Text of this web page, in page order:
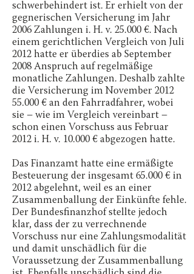
schwerbehindert ist. Er erhielt von der
gegnerischen Versicherung im Jahr
2006 Zahlungen i. H. v. 25.000 €. Nach
einem gerichtlichen Vergleich von Juli
2012 hatte er überdies ab September
2008 Anspruch auf regelmäßige
monatliche Zahlungen. Deshalb zahlte
die Versicherung im November 2012
55.000 € an den Fahrradfahrer, wobei
sie – wie im Vergleich vereinbart –
schon einen Vorschuss aus Februar
2012 i. H. v. 10.000 € abgezogen hatte.
Das Finanzamt hatte eine ermäßigte
Besteuerung der insgesamt 65.000 € in
2012 abgelehnt, weil es an einer
Zusammenballung der Einkünfte fehle.
Der Bundesfinanzhof stellte jedoch
klar, dass der zu verrechnende
Vorschuss nur eine Zahlungsmodalität
und damit unschädlich für die
Voraussetzung der Zusammenballung